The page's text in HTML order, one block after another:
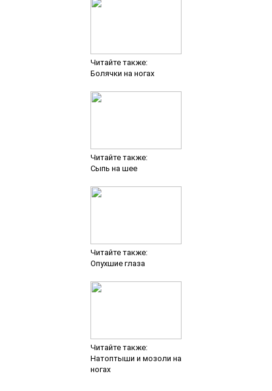
Читайте также:
Болячки на ногах
Читайте также:
Сыпь на шее
Читайте также:
Опухшие глаза
Читайте также:
Натоптыши и мозоли на
ногах